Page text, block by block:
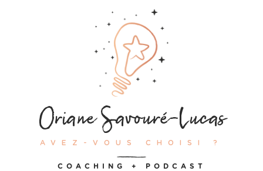
Oriane Savouré-Lucas
AVEZ-VOUS CHOISI ?
COACHING + PODCAST